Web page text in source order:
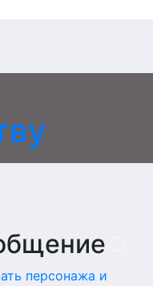
персонажа и